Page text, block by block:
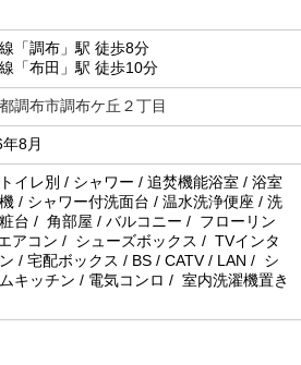
「調布」駅 徒歩8分
「布田」駅 徒歩10分
調布市調布ケ丘２丁目
8月
イレ別 / シャワー / 追焚機能浴室 / 浴室
/ シャワー付洗面台 / 温水洗浄便座 / 洗
台 / 角部屋 / バルコニー / フローリン
アコン / シューズボックス / TVインタ
/ 宅配ボックス / BS / CATV / LAN / シ
キッチン / 電気コンロ / 室内洗濯機置き